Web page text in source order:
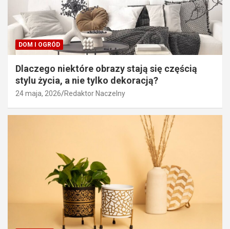
DOM I OGRÓD
Dlaczego niektóre obrazy stają się częścią
stylu życia, a nie tylko dekoracją?
24 maja, 2026 Redaktor Naczelny